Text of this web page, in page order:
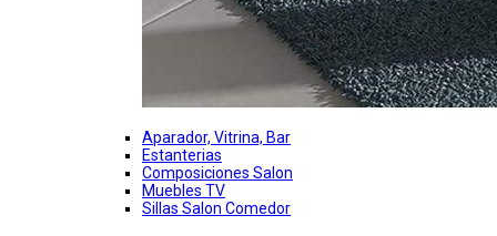
Aparador, Vitrina, Bar
Estanterias
Composiciones Salon
Muebles TV
Sillas Salon Comedor